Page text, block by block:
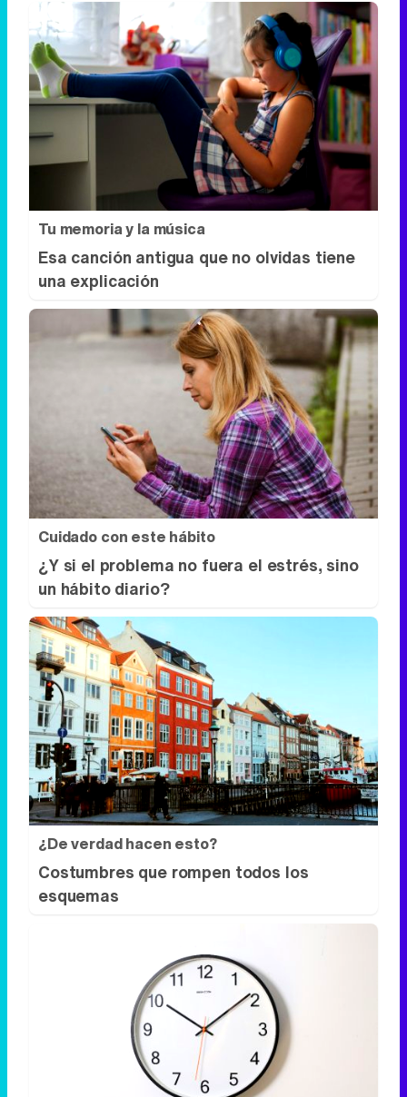
Tu memoria y la música
Esa canción antigua que no olvidas tiene
una explicación
Cuidado con este hábito
¿Y si el problema no fuera el estrés, sino
un hábito diario?
¿De verdad hacen esto?
Costumbres que rompen todos los
esquemas